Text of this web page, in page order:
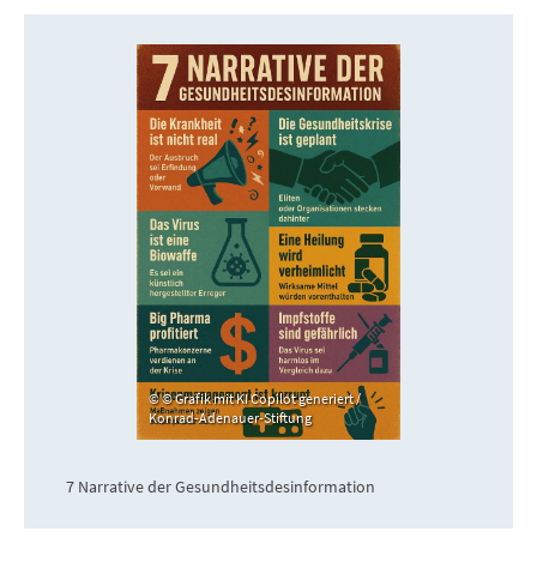
© Grafik mit KI Copilot generiert /
Konrad-Adenauer-Stiftung
7 Narrative der Gesundheitsdesinformation